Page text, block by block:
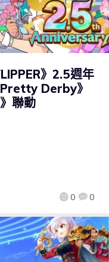
》2.5週年
Derby》
聯動
0 0